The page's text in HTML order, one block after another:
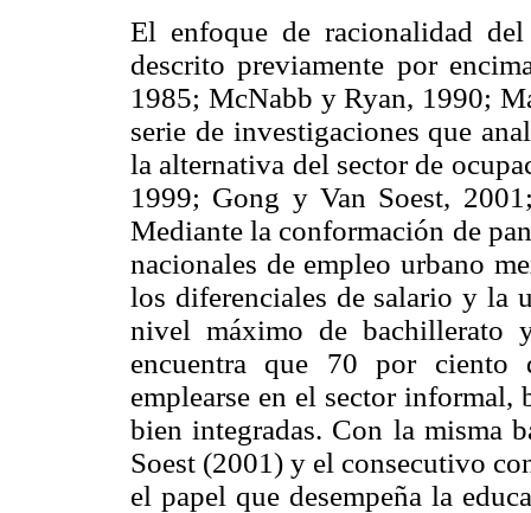
El enfoque de racionalidad
descrito previamente por
1985; McNabb y Ryan, 1990;
serie de investigaciones que
la alternativa del sector de
1999; Gong y Van Soest,
Mediante la conformación de
nacionales de empleo urbano
los diferenciales de salario y la
nivel máximo de bachillerato
encuentra que 70 por ciento
emplearse en el sector informal,
bien integradas. Con la misma
Soest (2001) y el consecutivo
el papel que desempeña la